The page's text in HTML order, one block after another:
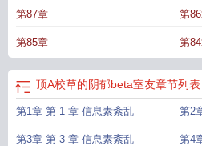
你死定了。”沈边野为谢远星补过课，打过架
鼻：“谁会喜欢一个beta？”信息素紊乱症治
野忙着在酒吧和朋友狂欢庆祝。浑身酒气的
及带走的衣物，鬼使神差的埋下了头，像个
身心痴汉）（攻受不完美，攻前期人设不讨
起，受不窝囊，记仇型，喜欢偷偷慢慢报复
骂我的也会。）
校草是a装o 校草abo 校草
第87章 第
第85章 第
顶A校草的阴郁beta室友章节列表
第1章 第 1 章 信息素紊乱 第2
第3章 第 3 章 信息素紊乱 第4